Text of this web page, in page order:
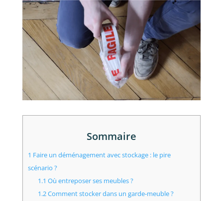
Sommaire
1 Faire un déménagement avec stockage : le pire
scénario ?
1.1 Où entreposer ses meubles ?
1.2Comment stocker dans un garde-meuble ?